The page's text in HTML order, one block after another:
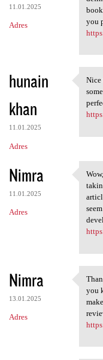
11.01.2025
Adres
you
hunain
khan
11.01.2025
Adres
Nice
Nice
Nimra
11.01.2025
Adres
Nimra
13.01.2025
Adres
you